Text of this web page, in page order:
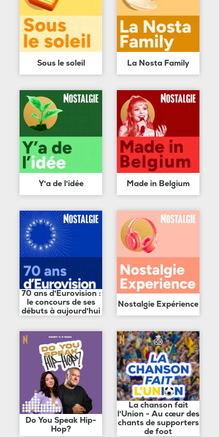
Sous le soleil La Nosta Family
Y'a de l'idée Made in Belgium
70 ans d'Eurovision :
le concours de ses
débuts à aujourd'hui
Nostalgie Expérience
Do You Speak Hip-
Hop?
La chanson fait
l'Union - Au cœur des
chants de supporters
de foot